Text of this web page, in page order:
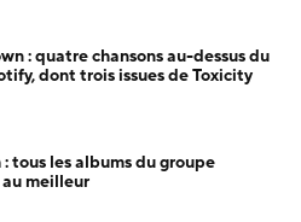
: quatre chansons au-dessus du
dont trois issues de Toxicity
tous les albums du groupe
meilleur